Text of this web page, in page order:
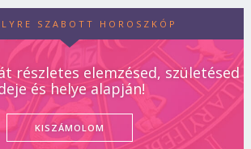
SZABOTT HOROSZKÓP
részletes elemzésed, születésed
és helye alapján!
KISZÁMOLOM